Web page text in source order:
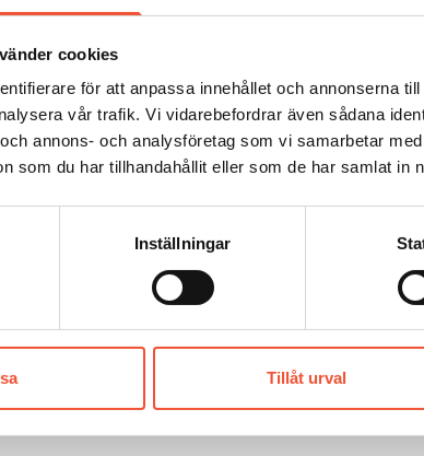
cookies
för att anpassa innehållet och annonserna
vår trafik. Vi vidarebefordrar även sådana
annons- och analysföretag som vi samarbetar
som du har tillhandahållit eller som de har samlat in
Inställningar
Tillåt urval